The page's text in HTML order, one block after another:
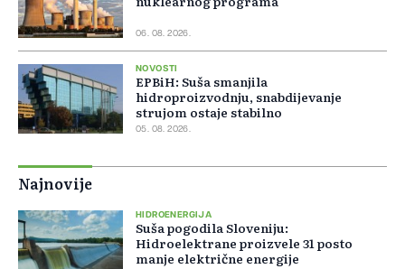
06. 08. 2026.
NOVOSTI
EPBiH: Suša smanjila
hidroproizvodnju, snabdijevanje
strujom ostaje stabilno
05. 08. 2026.
Najnovije
HIDROENERGIJA
Suša pogodila Sloveniju:
Hidroelektrane proizvele 31 posto
manje električne energije